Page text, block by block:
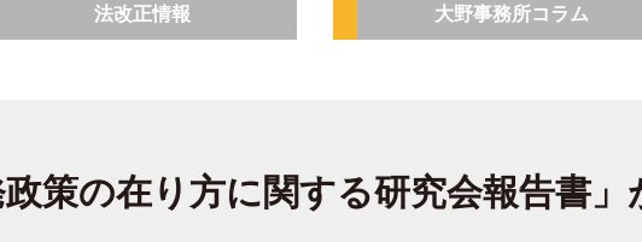
法改正情報 大野事務所コラム
政策の在り方に関する研究会報告書